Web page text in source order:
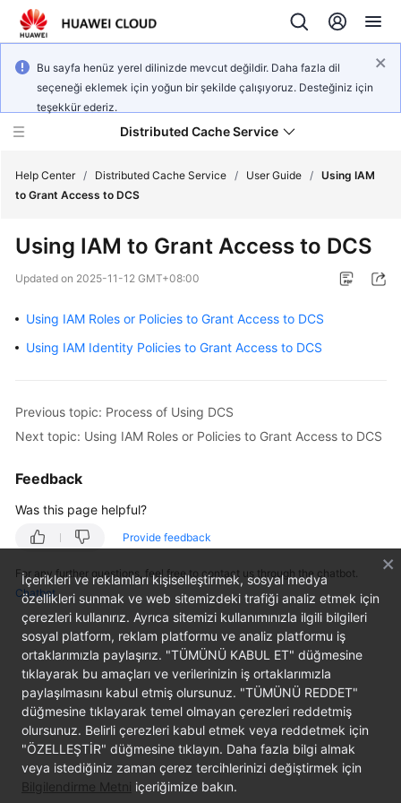
Bu sayfa henüz yerel dilinizde mevcut değildir. Daha fazla dil
seçeneği eklemek için yoğun bir şekilde çalışıyoruz. Desteğiniz için
teşekkür ederiz.
Distributed Cache Service
New
Bulletin
Service
Billing
Started
User
Guide
Best
Practices
API
Reference
SDK
Reference
FAQs
Help Center / Distributed Cache Service / User Guide / Using IAM
to Grant Access to DCS
Using IAM to Grant Access to DCS
Updated on 2025-11-12 GMT+08:00
Using IAM Roles or Policies to Grant Access to DCS
Using IAM Identity Policies to Grant Access to DCS
Previous topic: Process of Using DCS
Next topic: Using IAM Roles or Policies to Grant Access to DCS
Feedback
Was this page helpful?
Provide feedback
For any further questions, feel free to contact us through the chatbot.
Chatbot
İçerikleri ve reklamları kişiselleştirmek, sosyal medya
özellikleri sunmak ve web sitemizdeki trafiği analiz etmek için
çerezleri kullanırız. Ayrıca sitemizi kullanımınızla ilgili bilgileri
sosyal platform, reklam platformu ve analiz platformu iş
ortaklarımızla paylaşırız. "TÜMÜNÜ KABUL ET" düğmesine
tıklayarak bu amaçları ve verilerinizin iş ortaklarımızla
paylaşılmasını kabul etmiş olursunuz. "TÜMÜNÜ REDDET"
düğmesine tıklayarak temel olmayan çerezleri reddetmiş
olursunuz. Belirli çerezleri kabul etmek veya reddetmek için
"ÖZELLEŞTİR" düğmesine tıklayın. Daha fazla bilgi almak
veya istediğiniz zaman çerez tercihlerinizi değiştirmek için
Bilgilendirme Metni içeriğimize bakın.